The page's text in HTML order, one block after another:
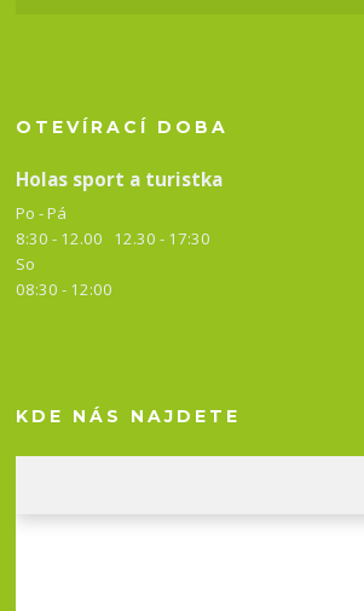
OTEVÍRACÍ DOBA
Holas sport a turistka
Po - Pá
8:30 - 12.00 12.30 - 17:30
So
08:30 - 12:00
KDE NÁS NAJDETE